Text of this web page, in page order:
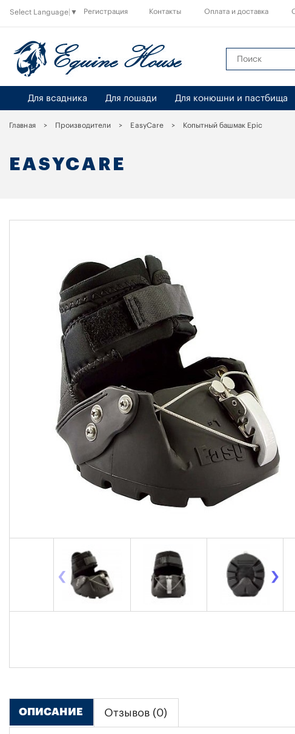
Select Language ▼ Регистрация Контакты Оплата и доставка
Для всадника Для лошади Для конюшни и пастбища
Главная Производители EasyCare Копытный башмак Epic
EASYCARE
‹ ›
ОПИСАНИЕ Отзывов (0)